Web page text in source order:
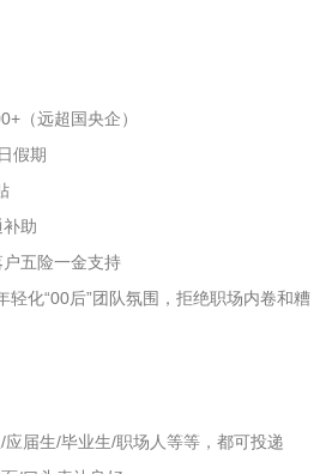
（远超国央企）
假期
助
五险一金支持
轻化“00后”团队氛围，拒绝职场内卷和糟
届生/毕业生/职场人等等，都可投递